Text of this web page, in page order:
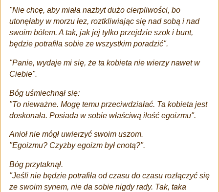
"Nie chcę, aby miała nazbyt dużo cierpliwości, bo
utonęłaby w morzu łez, roztkliwiając się nad sobą i nad
swoim bólem. A tak, jak jej tylko przejdzie szok i bunt,
będzie potrafiła sobie ze wszystkim poradzić".
"Panie, wydaje mi się, że ta kobieta nie wierzy nawet w
Ciebie".
Bóg uśmiechnął się:
"To nieważne. Mogę temu przeciwdziałać. Ta kobieta jest
doskonała. Posiada w sobie właściwą ilość egoizmu".
Anioł nie mógł uwierzyć swoim uszom.
"Egoizmu? Czyżby egoizm był cnotą?".
Bóg przytaknął.
"Jeśli nie będzie potrafiła od czasu do czasu rozłączyć się
ze swoim synem, nie da sobie nigdy rady. Tak, taka